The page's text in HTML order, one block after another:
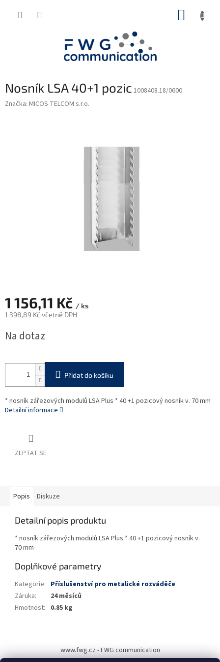
Nosník LSA 40+1 pozic 1008408.18/0600
Značka: MICOS TELCOM s.r.o.
1 156,11 Kč / ks
1 398,89 Kč včetně DPH
cena:
Na dotaz
Přidat do košíku
* nosník zářezových modulů LSA Plus * 40 +1 pozicový nosník v. 70 mm
Detailní informace
ZEPTAT SE
Popis Diskuze
Detailní popis produktu
* nosník zářezových modulů LSA Plus * 40 +1 pozicový nosník v.
70 mm
Doplňkové parametry
Kategorie: Příslušenství pro metalické rozváděče
Záruka:
24 měsíců
Hmotnost: 0.85 kg
p
www.fwg.cz - FWG communication